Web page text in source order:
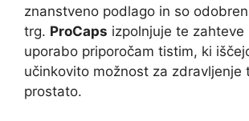
znanstveno podlago in so
trg. ProCaps izpolnjuje te zahteve
uporabo priporočam tistim, ki
učinkovito možnost za zdravljenje
prostato.